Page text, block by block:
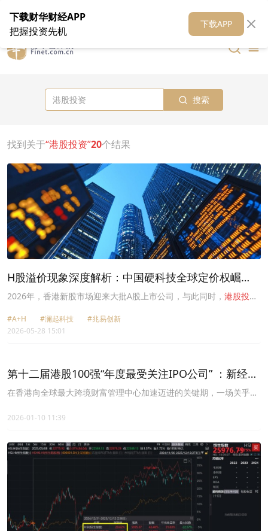
在线客服 关于我们 财华媒体矩阵 财华智库
搜索
找到关于“港股投资”20个结果
H股溢价现象深度解析：中国硬科技全球定价权崛
起？
2026年，香港新股市场迎来大批A股上市公司，与此同时， 港股投资
#A+H #澜起科技
#兆易创新
2026-05-28 15:01
第十二届港股100强“年度最受关注IPO公司” ：新经济
重塑港股投资版图
在香港向全球最大跨境财富管理中心加速迈进的关键期，一场关乎财
入，香港资本市场亦加速拥抱新经济、优化资产结构。
2026-01-10 11:39
下载财华财经APP
把握投资先机
下载APP